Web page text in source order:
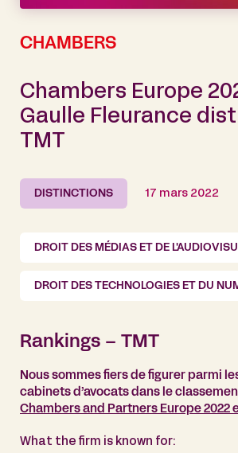
CHAMBERS
Chambers Europe
Gaulle Fleurance
TMT
DISTINCTIONS 17 mars 2022
DROIT DES MÉDIAS ET DE
DROIT DES TECHNOLOGIES ET DU
Rankings – TMT
Nous sommes fiers de figurer parmi
cabinets d’avocats dans le
Chambers and Partners Europe 2022
What the firm is known for: